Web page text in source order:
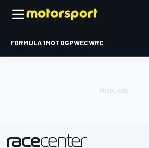
FORMULA 1MOTOGPWECWRC